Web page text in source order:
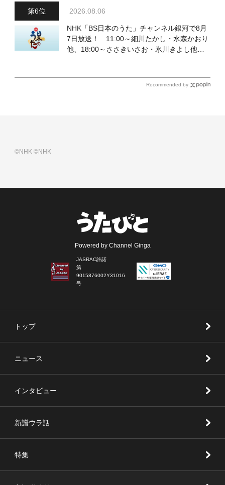
2026.08.06
NHK「BS日本のうた」チャンネル銀河で8月
7日放送！ 11:00～細川たかし・水森かおり
他、18:00～ささきいさお・氷川きよし他登
Recommended by
©NHK©NHK
Powered by Channel Ginga
JASRAC許諾
第
9015876002Y31016
号
トップ
ニュース
インタビュー
新譜ウラ話
特集